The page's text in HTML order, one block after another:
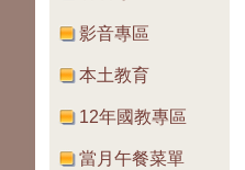
影音專區
本土教育
12年國教專區
當月午餐菜單